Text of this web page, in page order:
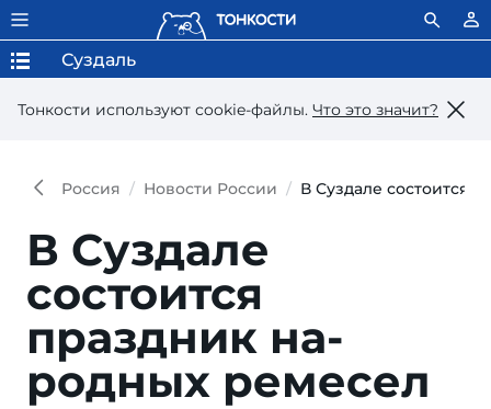
Тонкости используют сookie-файлы. Что это значит?
Суздаль
Россия Новости России В Суздале состоится
В Суздале
состоится
праздник на­
родных ремесел